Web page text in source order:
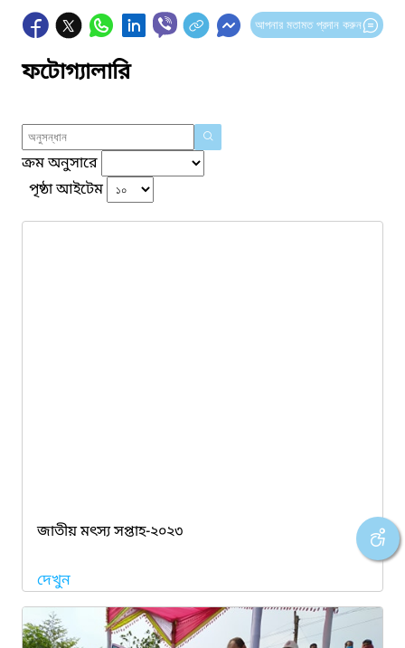
আপনার মতামত প্রদান করুন
ফটোগ্যালারি
ক্রম অনুসারে
পৃষ্ঠা আইটেম
জাতীয় মৎস্য সপ্তাহ-২০২৩
দেখুন